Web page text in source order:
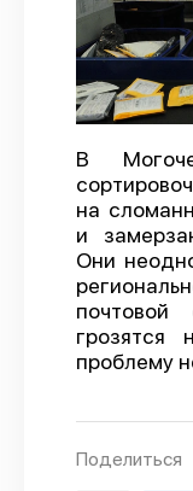
В
на
и
Они
почтовой
проблему
Поделиться